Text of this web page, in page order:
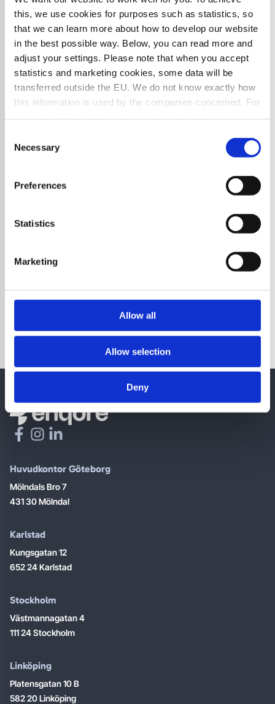
this, we use cookies for purposes such as statistics, so
that we can learn more about how to develop our website
in the best possible way. Below, you can read more and
adjust your settings. Please note that when you accept
statistics and marketing cookies, some data will be
transferred outside the EU. We do not know exactly how
this information is used by the companies concerned. For
apply within the EU, which may entail certain risks to
your personal data. The companies concerned must
disclose data to law enforcement authorities in the United
States if they receive such a request. However, it may be
such as the right to erasure, with regard to any personal
data that law enforcement authorities have gained access
you confirm that you consent to the transfer of data to
Google’s Privacy Policy
personalize content and measure the effectiveness of
advertising.
Selection
Necessary
Preferences
Statistics
Marketing
Allow all
Allow selection
Deny
Intresserad av ett proof of
Huvudkontor Göteborg
Mölndals Bro 7
431 30 Mölndal
Karlstad
Kungsgatan 12
652 24 Karlstad
Stockholm
Västmannagatan 4
111 24 Stockholm
Linköping
Platensgatan 10 B
582 20 Linköping